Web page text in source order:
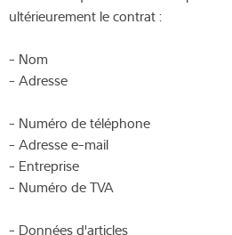
ultérieurement le contrat :
- Nom
- Adresse
- Numéro de téléphone
- Adresse e-mail
- Entreprise
- Numéro de TVA
- Données d'articles